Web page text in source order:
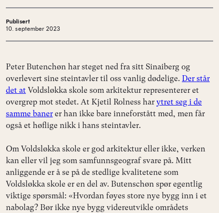
Publisert
10. september 2023
Peter Butenchøn har steget ned fra sitt Sinaiberg og
overlevert sine steintavler til oss vanlig dødelige. Der står
det at Voldsløkka skole som arkitektur representerer et
overgrep mot stedet. At Kjetil Rolness har ytret seg i de
samme baner er han ikke bare inneforstått med, men får
også et høflige nikk i hans steintavler.
Om Voldsløkka skole er god arkitektur eller ikke, verken
kan eller vil jeg som samfunnsgeograf svare på. Mitt
anliggende er å se på de stedlige kvalitetene som
Voldsløkka skole er en del av. Butenschøn spør egentlig
viktige spørsmål: «Hvordan føyes store nye bygg inn i et
nabolag? Bør ikke nye bygg videreutvikle områdets